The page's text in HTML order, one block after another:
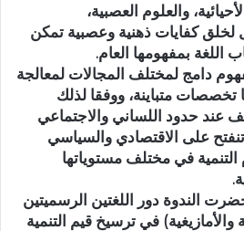
والعلوم العصبية،
لخلق كفايات ذهنية وعصبية تمكن
اللغة بمفهومها العام.
دامج لمختلف المجالات لمعالجة
تخصصات متباينة، ووفقا لذلك
عند حدود اللساني والاجتماعي
على الاقتصادي والسياسي
التنمية في مختلف مستوياتها
الندوة دور اللغتين الرسميتين
والأمازيغية) في ترسيخ قيم التنمية